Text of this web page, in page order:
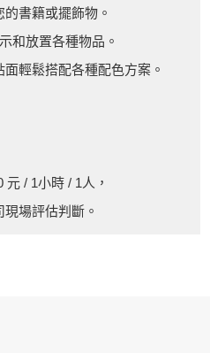
書籍或擺飾物。
和放置各種物品。
輕鬆搭配各種配色方案。
/ 1小時 / 1人，
場評估判斷。